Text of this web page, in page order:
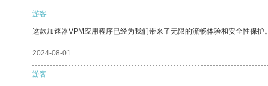
游客
这款加速器VPM应用程序已经为我们带来了无限的流畅体验和安全性保护。
2024-08-01
游客